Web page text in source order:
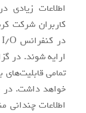
اطلاعات
کاربران شرکت
خواهد داشت. در
اطلاعات چندانی